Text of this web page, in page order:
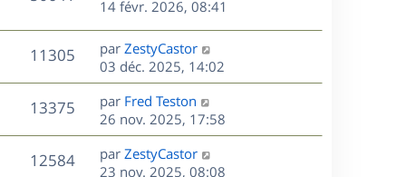
es
a
g
e
m
e
s
s
a
g
e
i
e
r
m
e
s
s
a
g
e
u
e
e
n
i
e
r
m
e
s
s
14 févr. 2026, 08:41
11305V
u
D
e
r
n
i
e
r
par ZestyCastor
03 déc. 2025, 14:02
13375V
u
D
e
r
n
i
par Fred Teston
26 nov. 2025, 17:58
12584V
D
e
par ZestyCastor
23 nov. 2025, 08:08